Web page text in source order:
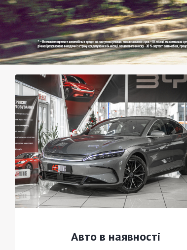
Авто в наявності